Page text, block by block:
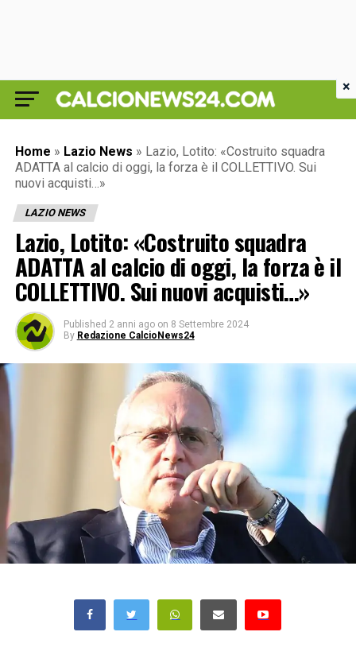
Home » Lazio News » Lazio, Lotito: «Costruito squadra
ADATTA al calcio di oggi, la forza è il COLLETTIVO. Sui
nuovi acquisti…»
LAZIO NEWS
Lazio, Lotito: «Costruito squadra
ADATTA al calcio di oggi, la forza è il
COLLETTIVO. Sui nuovi acquisti…»
Published 2 anni ago on 8 Settembre 2024
By Redazione CalcioNews24
×